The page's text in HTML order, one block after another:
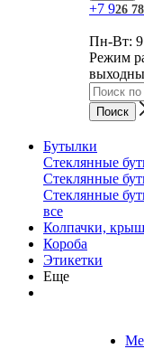
+7 926
Пн-Вт:
Режим
Бутылки
Стеклянные
Стеклянные
Стеклянные
все
Колпачки,
Короба
Этикетки
Еще